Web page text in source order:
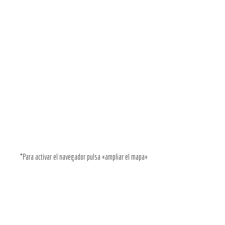
*Para activar el navegador pulsa «ampliar el mapa»